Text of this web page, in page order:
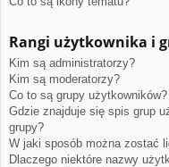
Rangi użytkownika i
Kim są administratorzy?
Kim są moderatorzy?
Co to są grupy użytkowników?
Gdzie znajduje się spis grup
grupy?
W jaki sposób można zostać
Dlaczego niektóre nazwy